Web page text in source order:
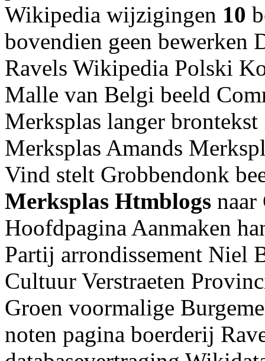
Wikipedia wijzigingen 10
bovendien geen bewerken
Ravels Wikipedia Polski
Malle van Belgi beeld
Merksplas langer
Merksplas Amands
Vind stelt Grobbendonk
Merksplas Htmblogs naar
Hoofdpagina Aanmaken
Partij arrondissement Niel
Cultuur Verstraeten
Groen voormalige
noten pagina boerderij